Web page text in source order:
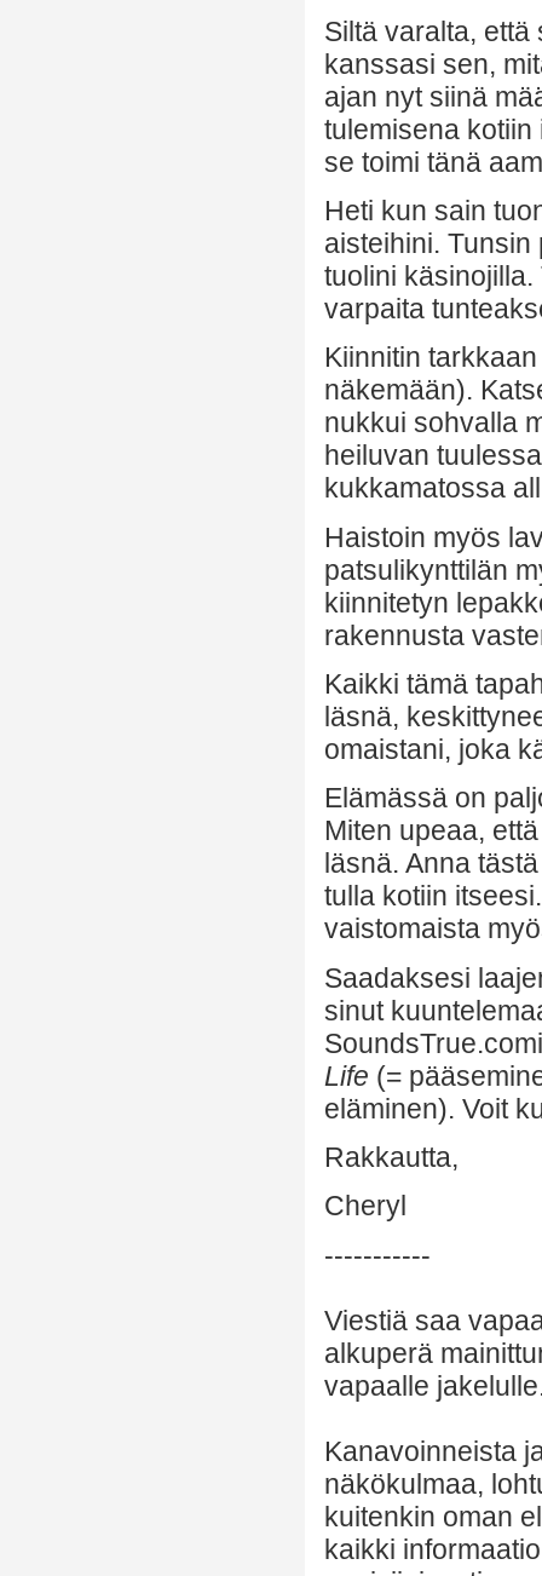
Siltä varalta,
kanssasi sen,
ajan nyt siinä
tulemisena
se toimi tänä
Heti kun sain
aisteihini.
tuolini
varpaita
Kiinnitin
näkemään).
nukkui sohvalla
heiluvan
kukkamatossa
Haistoin myös
patsulikynttilän
kiinnitetyn
rakennusta
Kaikki tämä
läsnä,
omaistani, joka
Elämässä on
Miten upeaa,
läsnä. Anna
tulla kotiin
vaistomaista
Saadaksesi
sinut
Life (=
eläminen). Voit
Rakkautta,
Cheryl
-----------
Viestiä saa
alkuperä
vapaalle
Kanavoinneista
näkökulmaa,
kuitenkin oman
kaikki